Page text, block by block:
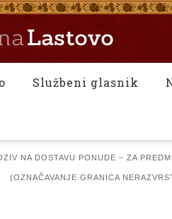
Službeni glasnik
NA DOSTAVU PONUDE – ZA
(OZNAČAVANJE GRANICA